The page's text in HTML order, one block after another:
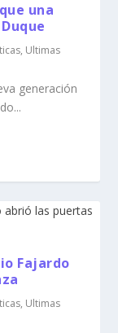
una
, Ultimas
generación
Fajardo
, Ultimas